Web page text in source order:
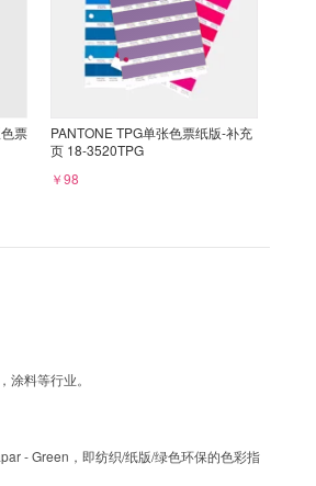
票
PANTONE TPG单张色票纸版-补充
页 18-3520TPG
￥98
料等行业。
- Green，即纺织/纸版/绿色环保的色彩指